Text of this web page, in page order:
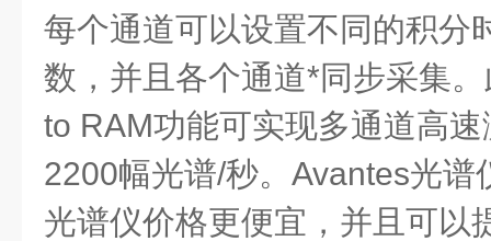
每个通道可以设置不同的积分
数，并且各个通道*同步采集
to RAM功能可实现多通道高
2200幅光谱/秒。Avantes光谱
光谱仪价格更便宜，并且可以